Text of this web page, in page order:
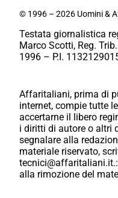
© 1996 – 2026 Uomini &
Testata giornalistica
Marco Scotti, Reg.
1996 – P.I.
Affaritaliani, prima di
internet, compie tutte
accertarne il libero
i diritti di autore o altri
segnalare alla
materiale riservato,
alla rimozione del